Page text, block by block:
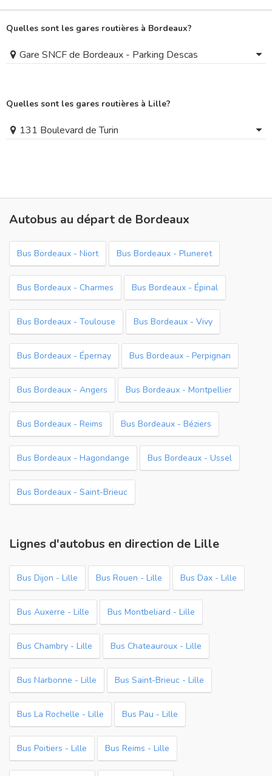
Quelles sont les gares routières à Bordeaux?
Gare SNCF de Bordeaux - Parking Descas
Quelles sont les gares routières à Lille?
131 Boulevard de Turin
Autobus au départ de Bordeaux
Bus Bordeaux - Niort Bus Bordeaux - Pluneret
Bus Bordeaux - Charmes Bus Bordeaux - Épinal
Bus Bordeaux - Toulouse Bus Bordeaux - Vivy
Bus Bordeaux - Épernay Bus Bordeaux - Perpignan
Bus Bordeaux - Angers Bus Bordeaux - Montpellier
Bus Bordeaux - Reims Bus Bordeaux - Béziers
Bus Bordeaux - Hagondange Bus Bordeaux - Ussel
Bus Bordeaux - Saint-Brieuc
Lignes d'autobus en direction de Lille
Bus Dijon - Lille Bus Rouen - Lille Bus Dax - Lille
Bus Auxerre - Lille Bus Montbeliard - Lille
Bus Chambry - Lille Bus Chateauroux - Lille
Bus Narbonne - Lille Bus Saint-Brieuc - Lille
Bus La Rochelle - Lille Bus Pau - Lille
Bus Poitiers - Lille Bus Reims - Lille